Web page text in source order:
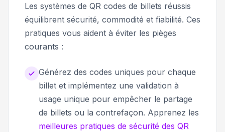
Les systèmes de QR codes de billets réussis
équilibrent sécurité, commodité et fiabilité. Ces
pratiques vous aident à éviter les pièges
courants :
Générez des codes uniques pour chaque
billet et implémentez une validation à
usage unique pour empêcher le partage
de billets ou la contrefaçon. Apprenez les
meilleures pratiques de sécurité des QR